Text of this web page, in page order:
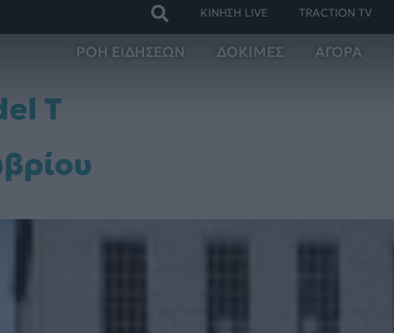
ΚΙΝΗΣΗ LIVE TRACTION TV
ΡΟΗ ΕΙΔΗΣΕΩΝ ΔΟΚΙΜΕΣ ΑΓΟΡΑ
T